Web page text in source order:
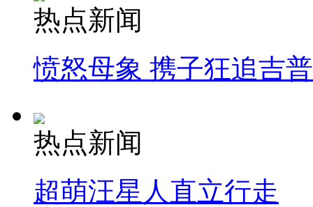
热点新闻
愤怒母象 携子狂追吉
热点新闻
超萌汪星人直立行走